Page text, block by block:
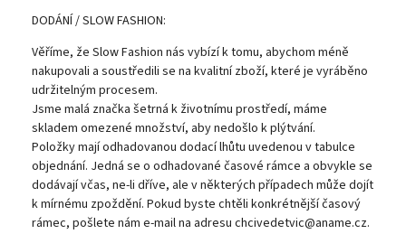
DODÁNÍ / SLOW FASHION:
Věříme, že Slow Fashion nás vybízí k tomu, abychom méně
nakupovali a soustředili se na kvalitní zboží, které je vyráběno
udržitelným procesem.
Jsme malá značka šetrná k životnímu prostředí, máme
skladem omezené množství, aby nedošlo k plýtvání.
Položky mají odhadovanou dodací lhůtu uvedenou v tabulce
objednání. Jedná se o odhadované časové rámce a obvykle se
dodávají včas, ne-li dříve, ale v některých případech může dojít
k mírnému zpoždění. Pokud byste chtěli konkrétnější časový
rámec, pošlete nám e-mail na adresu chcivedetvic@aname.cz.